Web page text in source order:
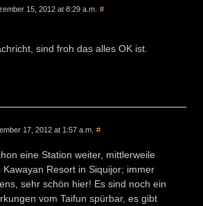
15, 2012 at 8:29 a.m. #
sind froh das alles OK ist.
17, 2012 at 1:57 a.m. #
eine Station weiter, mittlerweile
Kawayan Resort in Siquijor; immer
sehr schön hier! Es sind noch ein
vom Taifun spürbar, es gibt